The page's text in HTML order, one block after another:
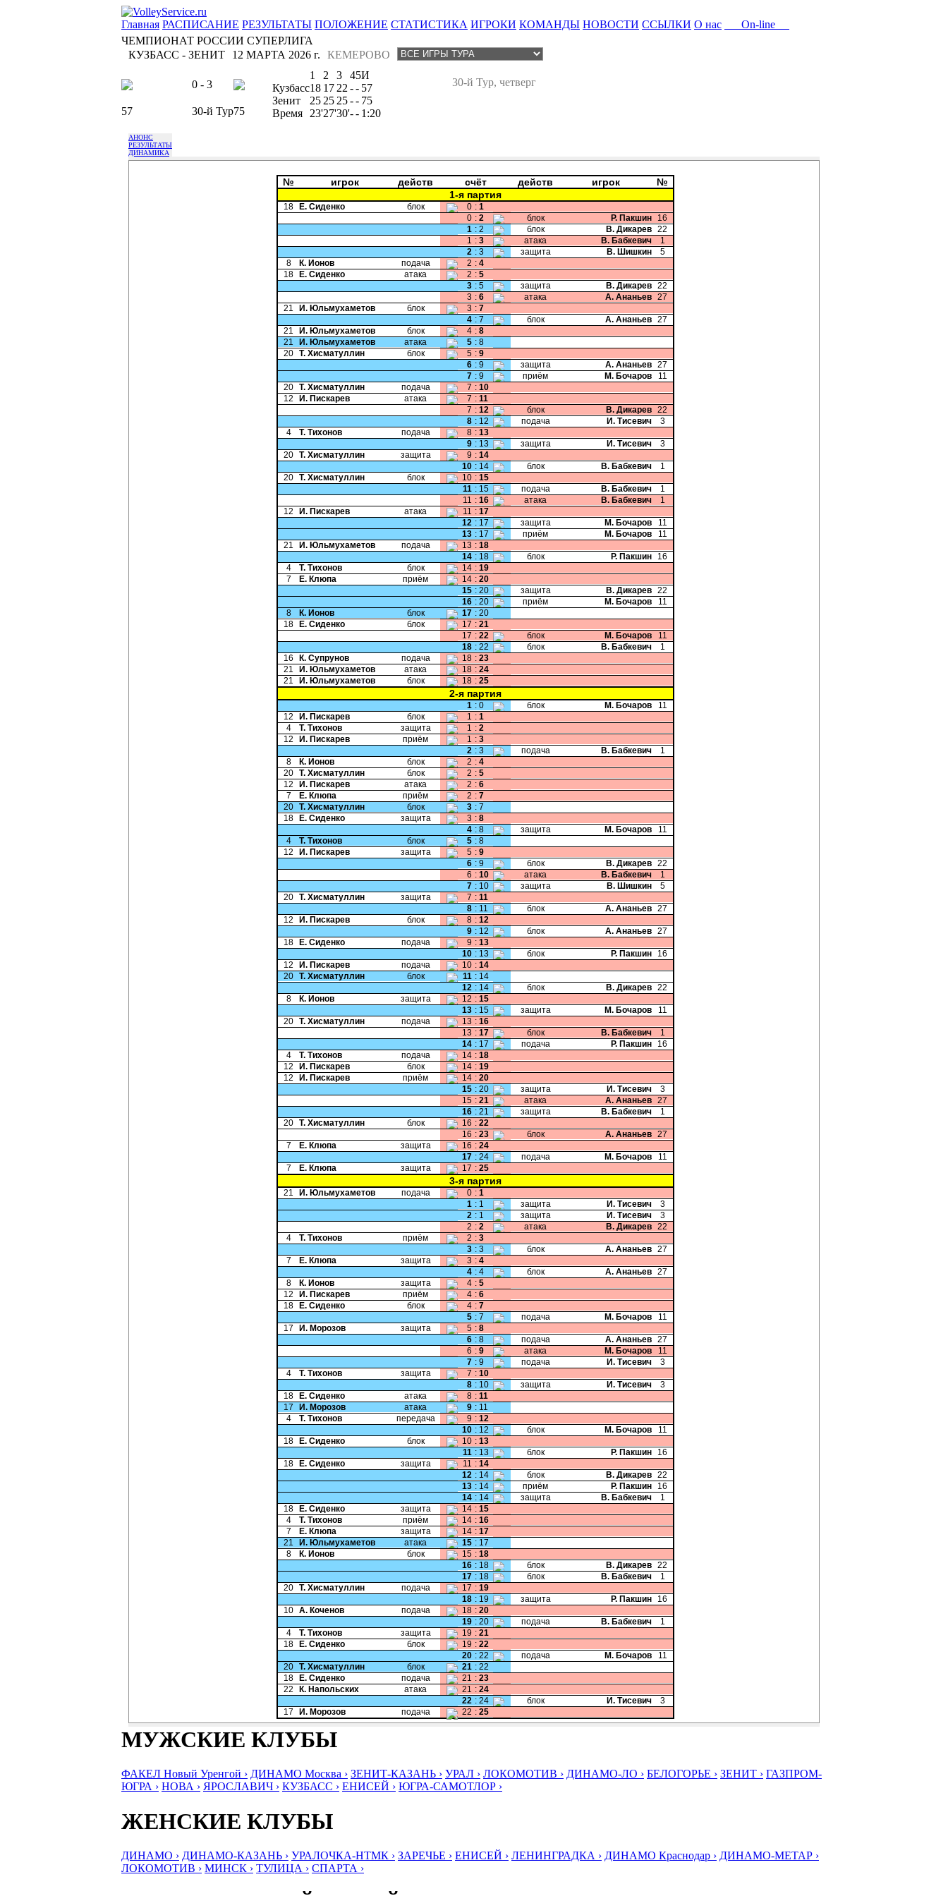
Главная РАСПИСАНИЕ РЕЗУЛЬТАТЫ ПОЛОЖЕНИЕ СТАТИСТИКА ИГРОКИ КОМАНДЫ НОВОСТИ ССЫЛКИ О нас
On-line
ЧЕМПИОНАТ РОССИИ СУПЕРЛИГА
КУЗБАСС - ЗЕНИТ
КЕМЕРОВО
12 МАРТА 2026 г.
0 - 3
57 30-й Тур75
30-й Тур, четверг
1 2 3 45И
Кузбасс18 17 22 -- 57
Зенит
25 25 25-- 75
Время
23'27'30'-- 1:20
АНОНС
РЕЗУЛЬТАТЫ
ДИНАМИКА
№ игрок действ счёт действ игрок
№
1-я партия
18 Е. Сиденко блок 0 : 1
0 : 2 блок Р. Пакшин
16
1 : 2 блок В. Дикарев 22
1 : 3 атака В. Бабкевич
1
2 : 3 защита В. Шишкин
5
8
К. Ионов подача 2 : 4
18
Е. Сиденко атака 2 : 5
3 : 5 защита В. Дикарев 22
3 : 6 атака А. Ананьев 27
21
И. Юльмухаметов блок 3 : 7
4 : 7 блок А. Ананьев 27
21
И. Юльмухаметов блок 4 : 8
21
И. Юльмухаметов атака 5 : 8
20 Т. Хисматуллин блок 5 : 9
6 : 9 защита А. Ананьев 27
7 : 9 приём М. Бочаров
11
20 Т. Хисматуллин подача 7 : 10
12
И. Пискарев атака 7 : 11
7 : 12 блок В. Дикарев 22
8 : 12 подача И. Тисевич
3
4
Т. Тихонов подача 8 : 13
9 : 13 защита И. Тисевич
3
20 Т. Хисматуллин защита 9 : 14
10 : 14 блок В. Бабкевич
1
20 Т. Хисматуллин блок 10 : 15
11 : 15 подача В. Бабкевич
1
11 : 16 атака В. Бабкевич
1
12
И. Пискарев атака 11 : 17
12 : 17 защита М. Бочаров
11
13 : 17 приём М. Бочаров
11
21
И. Юльмухаметов подача 13 : 18
14 : 18 блок Р. Пакшин
16
4
Т. Тихонов блок 14 : 19
7
Е. Клюпа приём 14 : 20
15 : 20 защита В. Дикарев 22
16 : 20 приём М. Бочаров
11
8
К. Ионов блок 17 : 20
18
Е. Сиденко блок 17 : 21
17 : 22 блок М. Бочаров
11
18 : 22 блок В. Бабкевич
1
16
К. Супрунов подача 18 : 23
21
И. Юльмухаметов атака 18 : 24
21
И. Юльмухаметов блок 18 : 25
2-я партия
1 : 0 блок М. Бочаров
11
12
И. Пискарев блок 1 : 1
4
Т. Тихонов защита 1 : 2
12
И. Пискарев приём 1 : 3
2 : 3 подача В. Бабкевич
1
8
К. Ионов блок 2 : 4
20 Т. Хисматуллин блок 2 : 5
12
И. Пискарев атака 2 : 6
7
Е. Клюпа приём 2 : 7
20 Т. Хисматуллин блок 3 : 7
18
Е. Сиденко защита 3 : 8
4 : 8 защита М. Бочаров
11
4
Т. Тихонов блок 5 : 8
12
И. Пискарев защита 5 : 9
6 : 9 блок В. Дикарев 22
6 : 10 атака В. Бабкевич
1
7 : 10 защита В. Шишкин
5
20 Т. Хисматуллин защита 7 : 11
8 : 11 блок А. Ананьев 27
12
И. Пискарев блок 8 : 12
9 : 12 блок А. Ананьев 27
18
Е. Сиденко подача 9 : 13
10 : 13 блок Р. Пакшин
16
12
И. Пискарев подача 10 : 14
20 Т. Хисматуллин блок 11 : 14
12 : 14 блок В. Дикарев 22
8
К. Ионов защита 12 : 15
13 : 15 защита М. Бочаров
11
20 Т. Хисматуллин подача 13 : 16
13 : 17 блок В. Бабкевич
1
14 : 17 подача Р. Пакшин
16
4
Т. Тихонов подача 14 : 18
12
И. Пискарев блок 14 : 19
12
И. Пискарев приём 14 : 20
15 : 20 защита И. Тисевич
3
15 : 21 атака А. Ананьев 27
16 : 21 защита В. Бабкевич
1
20 Т. Хисматуллин блок 16 : 22
16 : 23 блок А. Ананьев 27
7
Е. Клюпа защита 16 : 24
17 : 24 подача М. Бочаров
11
7
Е. Клюпа защита 17 : 25
3-я партия
21 И. Юльмухаметов подача 0 : 1
1 : 1 защита И. Тисевич
3
2 : 1 защита И. Тисевич
3
2 : 2 атака В. Дикарев 22
4
Т. Тихонов приём 2 : 3
3 : 3 блок А. Ананьев 27
7
Е. Клюпа защита 3 : 4
4 : 4 блок А. Ананьев 27
8
К. Ионов защита 4 : 5
12
И. Пискарев приём 4 : 6
18
Е. Сиденко блок 4 : 7
5 : 7 подача М. Бочаров
11
17
И. Морозов защита 5 : 8
6 : 8 подача А. Ананьев 27
6 : 9 атака М. Бочаров
11
7 : 9 подача И. Тисевич
3
4
Т. Тихонов защита 7 : 10
8 : 10 защита И. Тисевич
3
18
Е. Сиденко атака 8 : 11
17
И. Морозов атака 9 : 11
4
Т. Тихонов передача 9 : 12
10 : 12 блок М. Бочаров
11
18
Е. Сиденко блок 10 : 13
11 : 13 блок Р. Пакшин
16
18
Е. Сиденко защита 11 : 14
12 : 14 блок В. Дикарев 22
13 : 14 приём Р. Пакшин
16
14 : 14 защита В. Бабкевич
1
18
Е. Сиденко защита 14 : 15
4
Т. Тихонов приём 14 : 16
7
Е. Клюпа защита 14 : 17
21
И. Юльмухаметов атака 15 : 17
8
К. Ионов блок 15 : 18
16 : 18 блок В. Дикарев 22
17 : 18 блок В. Бабкевич
1
20 Т. Хисматуллин подача 17 : 19
18 : 19 защита Р. Пакшин
16
10 А. Коченов подача 18 : 20
19 : 20 подача В. Бабкевич
1
4
Т. Тихонов защита 19 : 21
18
Е. Сиденко блок 19 : 22
20 : 22 подача М. Бочаров
11
20 Т. Хисматуллин блок 21 : 22
18
Е. Сиденко подача 21 : 23
22
К. Напольских атака 21 : 24
22 : 24 блок И. Тисевич
3
17
И. Морозов подача 22 : 25
МУЖСКИЕ КЛУБЫ
ФАКЕЛ Новый Уренгой › ДИНАМО Москва › ЗЕНИТ-КАЗАНЬ › УРАЛ › ЛОКОМОТИВ › ДИНАМО-ЛО › БЕЛОГОРЬЕ › ЗЕНИТ › ГАЗПРОМ-
ЮГРА › НОВА › ЯРОСЛАВИЧ › КУЗБАСС › ЕНИСЕЙ › ЮГРА-САМОТЛОР ›
ЖЕНСКИЕ КЛУБЫ
ДИНАМО › ДИНАМО-КАЗАНЬ › УРАЛОЧКА-НТМК › ЗАРЕЧЬЕ › ЕНИСЕЙ › ЛЕНИНГРАДКА › ДИНАМО Краснодар › ДИНАМО-МЕТАР ›
ЛОКОМОТИВ › МИНСК › ТУЛИЦА › СПАРТА ›